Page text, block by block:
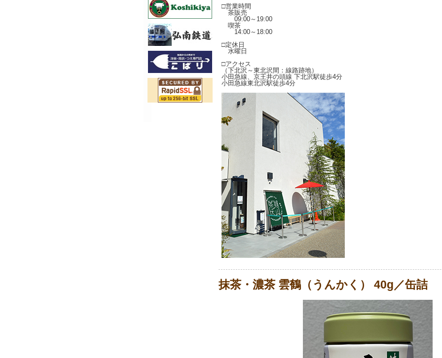
□営業時間
茶販売
09:00～19:00
喫茶
14:00～18:00
□定休日
水曜日
□アクセス
（下北沢～東北沢間：線路跡地）
小田急線、京王井の頭線 下北沢駅徒歩4分
小田急線東北沢駅徒歩4分
抹茶・濃茶 雲鶴（うんかく） 40g／缶詰